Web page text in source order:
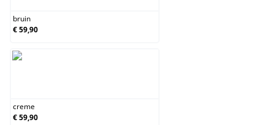
bruin
€ 59,90
creme
€ 59,90